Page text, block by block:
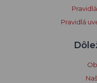
Pravidlá